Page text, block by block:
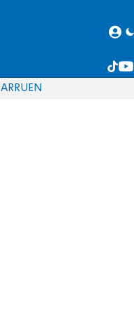
EN
RU
AR